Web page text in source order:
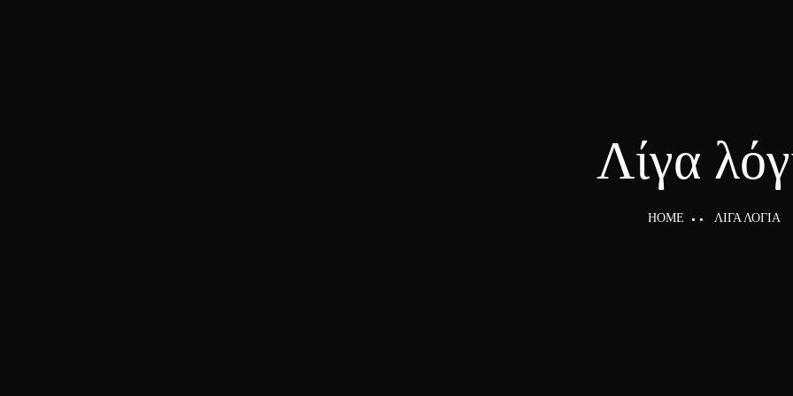
Λίγα
HOME ΛΊΓΑ ΛΌΓΙΑ